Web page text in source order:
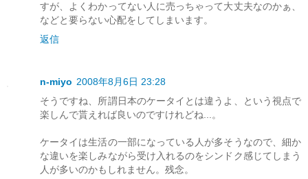
すが、よくわかってない人に売っちゃって大丈夫なのかぁ、
などと要らない心配をしてしまいます。
返信
n-miyo 2008年8月6日 23:28
そうですね、所謂日本のケータイとは違うよ、という視点で
楽しんで貰えれば良いのですけれどね...。
ケータイは生活の一部になっている人が多そうなので、細か
な違いを楽しみながら受け入れるのをシンドク感じてしまう
人が多いのかもしれません。残念。